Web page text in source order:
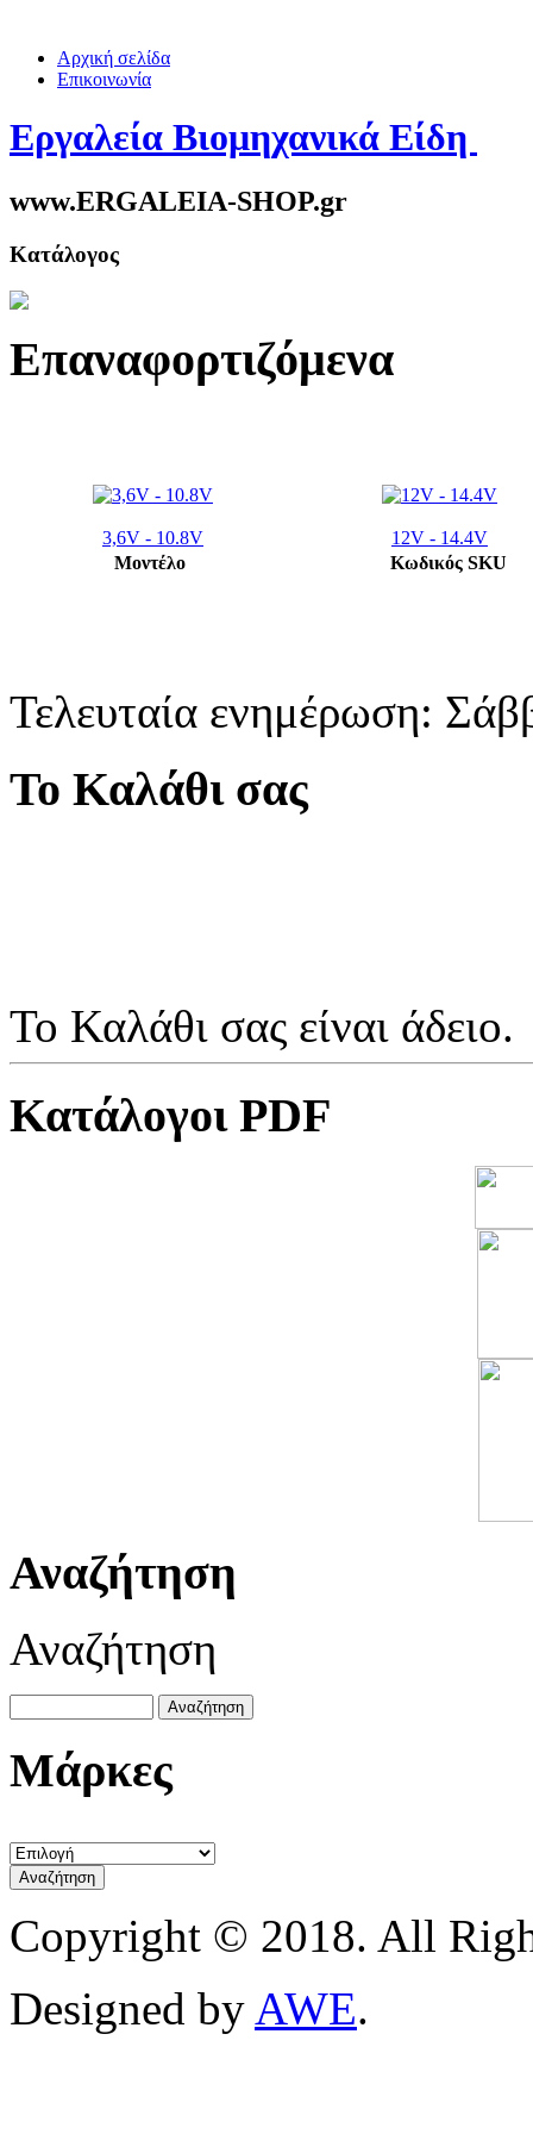
Αρχική σελίδα
Επικοινωνία
Εργαλεία Βιομηχανικά Είδη
www.ERGALEIA-SHOP.gr
Κατάλογος
Επαναφορτιζόμενα
3,6V - 10.8V
12V - 14.4V
Μοντέλο
Κωδικός SKU
Τελευταία ενημέρωση:
Το Καλάθι σας
Το Καλάθι σας είναι άδειο.
Κατάλογοι PDF
Αναζήτηση
Αναζήτηση
Μάρκες
Copyright © 2018. All
Designed by AWE.